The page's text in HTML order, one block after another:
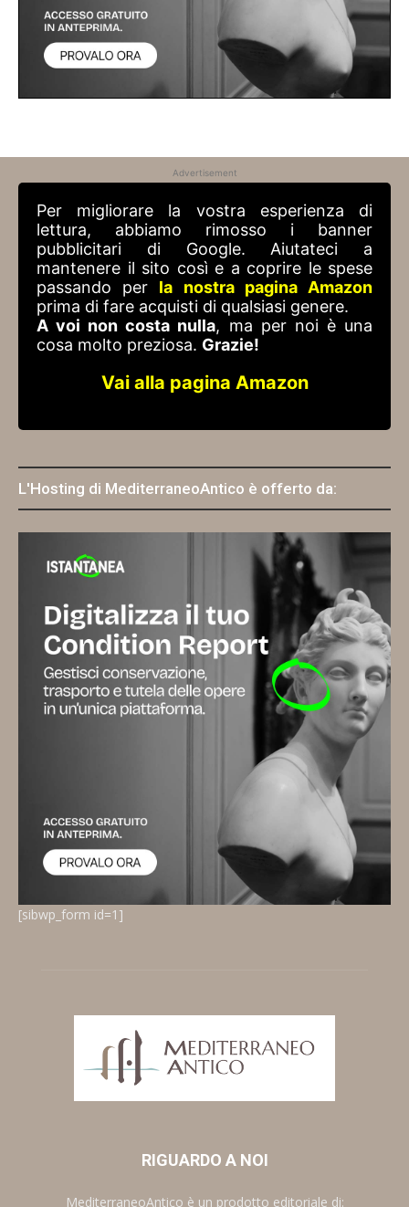
Advertisement
Per migliorare la vostra esperienza di
lettura, abbiamo rimosso i banner
pubblicitari di Google. Aiutateci a
mantenere il sito così e a coprire le spese
passando per la nostra pagina Amazon
prima di fare acquisti di qualsiasi genere.
A voi non costa nulla, ma per noi è una
cosa molto preziosa. Grazie!
Vai alla pagina Amazon
L'Hosting di MediterraneoAntico è offerto da:
[sibwp_form id=1]
RIGUARDO A NOI
MediterraneoAntico è un prodotto editoriale di: